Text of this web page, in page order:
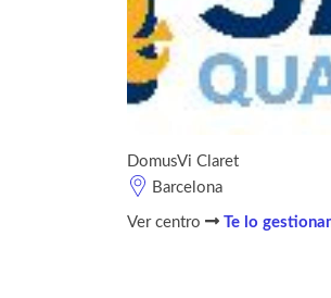
DomusVi Claret
Barcelona
Ver centro Te lo